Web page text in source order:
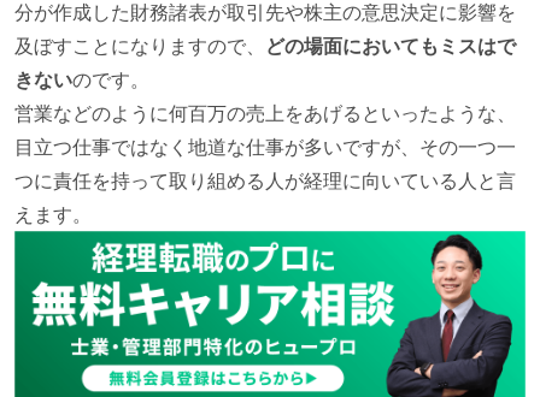
分が作成した財務諸表が取引先や株主の意思決定に影響を
及ぼすことになりますので、 どの場面においてもミスはで
きないのです。
営業などのように何百万の売上をあげるといったような、
目立つ仕事ではなく地道な仕事が多いですが、その一つ一
つに責任を持って取り組める人が経理に向いている人と言
えます。